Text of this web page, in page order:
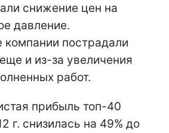
снижение цен на
давление.
компании пострадали
и из-за увеличения
работ.
прибыль топ-40
г. снизилась на 49% до